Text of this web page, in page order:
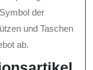
der
und Taschen
ab.